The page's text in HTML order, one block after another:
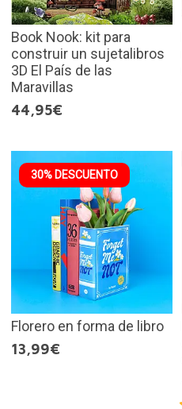
Book Nook: kit para
construir un sujetalibros
3D El País de las
Maravillas
44,95€
30% DESCUENTO
Florero en forma de libro
13,99€